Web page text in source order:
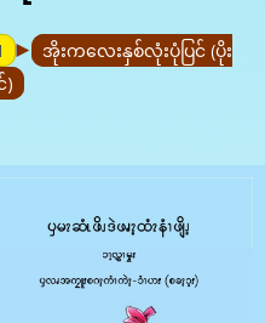
► အိုးကလေးနှစ်လုံးပုံပြင် (ပိုး
)